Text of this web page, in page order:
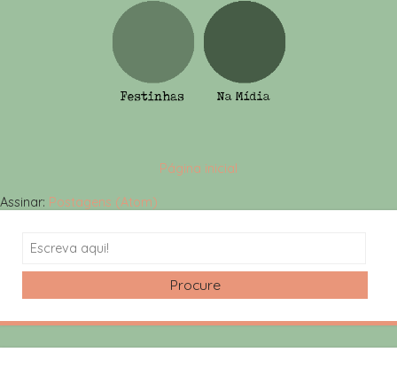
Página inicial
Assinar: Postagens (Atom)
Search